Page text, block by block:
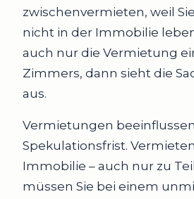
zwischenvermieten, weil
nicht in der Immobilie
auch nur die Vermietung
Zimmers, dann sieht die
aus.
Vermietungen
Spekulationsfrist.
Immobilie – auch nur zu
müssen Sie bei einem